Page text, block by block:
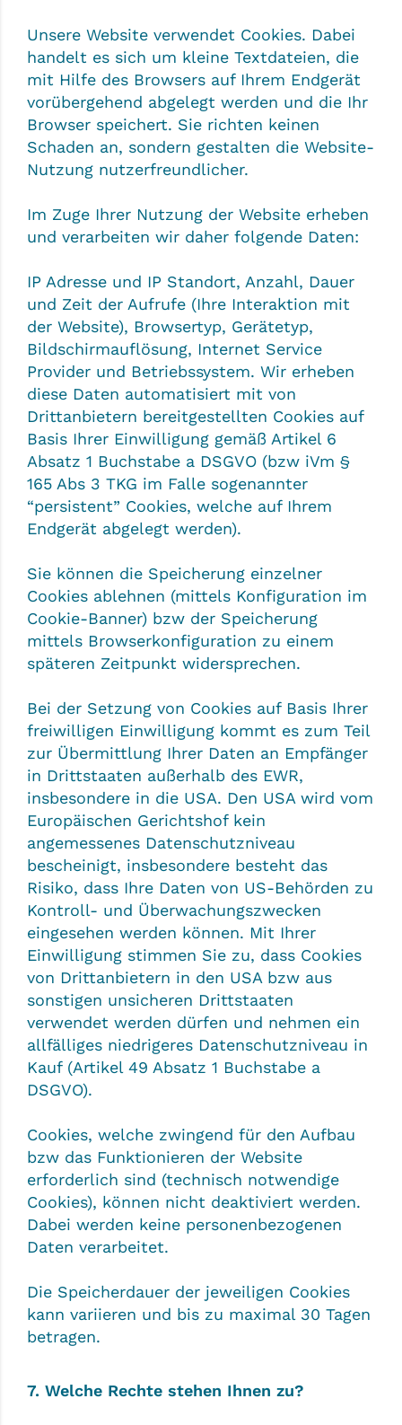
Unsere Website verwendet Cookies. Dabei
handelt es sich um kleine Textdateien, die
mit Hilfe des Browsers auf Ihrem Endgerät
vorübergehend abgelegt werden und die Ihr
Browser speichert. Sie richten keinen
Schaden an, sondern gestalten die Website-
Nutzung nutzerfreundlicher.
Im Zuge Ihrer Nutzung der Website erheben
und verarbeiten wir daher folgende Daten:
IP Adresse und IP Standort, Anzahl, Dauer
und Zeit der Aufrufe (Ihre Interaktion mit
der Website), Browsertyp, Gerätetyp,
Bildschirmauflösung, Internet Service
Provider und Betriebssystem. Wir erheben
diese Daten automatisiert mit von
Drittanbietern bereitgestellten Cookies auf
Basis Ihrer Einwilligung gemäß Artikel 6
Absatz 1 Buchstabe a DSGVO (bzw iVm §
165 Abs 3 TKG im Falle sogenannter
“persistent” Cookies, welche auf Ihrem
Endgerät abgelegt werden).
Sie können die Speicherung einzelner
Cookies ablehnen (mittels Konfiguration im
Cookie-Banner) bzw der Speicherung
mittels Browserkonfiguration zu einem
späteren Zeitpunkt widersprechen.
Bei der Setzung von Cookies auf Basis Ihrer
freiwilligen Einwilligung kommt es zum Teil
zur Übermittlung Ihrer Daten an Empfänger
in Drittstaaten außerhalb des EWR,
insbesondere in die USA. Den USA wird vom
Europäischen Gerichtshof kein
angemessenes Datenschutzniveau
bescheinigt, insbesondere besteht das
Risiko, dass Ihre Daten von US-Behörden zu
Kontroll- und Überwachungszwecken
eingesehen werden können. Mit Ihrer
Einwilligung stimmen Sie zu, dass Cookies
von Drittanbietern in den USA bzw aus
sonstigen unsicheren Drittstaaten
verwendet werden dürfen und nehmen ein
allfälliges niedrigeres Datenschutzniveau in
Kauf (Artikel 49 Absatz 1 Buchstabe a
DSGVO).
Cookies, welche zwingend für den Aufbau
bzw das Funktionieren der Website
erforderlich sind (technisch notwendige
Cookies), können nicht deaktiviert werden.
Dabei werden keine personenbezogenen
Daten verarbeitet.
Die Speicherdauer der jeweiligen Cookies
kann variieren und bis zu maximal 30 Tagen
betragen.
7. Welche Rechte stehen Ihnen zu?